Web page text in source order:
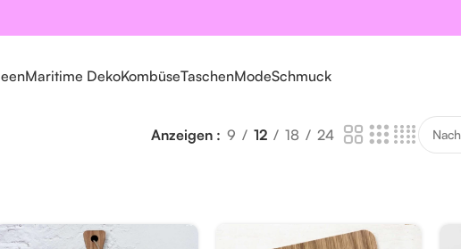
Maritime DekoKombüseTaschenModeSchmuck
Anzeigen 9 12 18 24